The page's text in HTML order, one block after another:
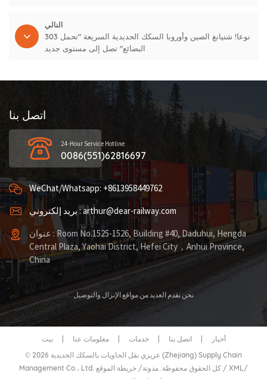
التالي
303 نوعا! شنيانغ الصين وأوروبا السكك الحديدية السريعة "تحمل
البضائع" تصل إلى مستوى جديد
اتصل بنا
24-Hour Service Hotline
0086(551)62816697
WeChat/Whatsapp: +8613958449762
بريد إلكتروني : arthur@dear-railway.com
عنوان : Room No.1525-1526, Building #40, Daduhui, Hengda
Central Plaza, Yaohai District, Hefei City，Anhui Province,
China
نحن نقدم العديد من مواقع الإنزال والتوصيل
بيت | معلومات عنا | خدمات | اتصل بنا |
أخبار
© 2026 عزيزي نقل الحاويات بالسكك الحديدية (Zhejiang) Supply Chain
Management Co.، Ltd. كل الحقوق محفوظة. مدونة/ / XML /